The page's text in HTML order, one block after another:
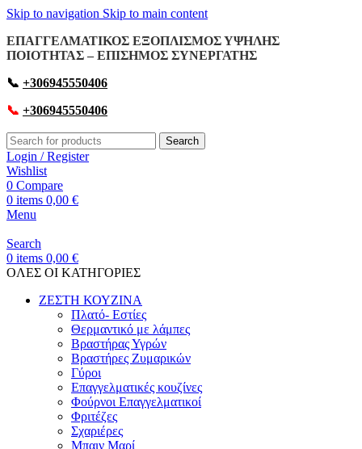
Skip to navigation Skip to main content
ΕΠΑΓΓΕΛΜΑΤΙΚΟΣ ΕΞΟΠΛΙΣΜΟΣ ΥΨΗΛΗΣ
ΠΟΙΟΤΗΤΑΣ – ΕΠΙΣΗΜΟΣ ΣΥΝΕΡΓΑΤΗΣ
📞 +306945550406
📞 +306945550406
Search
Login / Register
Wishlist
0 Compare
0 items 0,00 €
Menu
Search
0 items 0,00 €
OΛΕΣ ΟΙ ΚΑΤΗΓΟΡΙΕΣ
ΖΕΣΤΗ ΚΟΥΖΙΝΑ
Πλατό- Εστίες
Θερμαντικό με λάμπες
Βραστήρας Υγρών
Βραστήρες Ζυμαρικών
Γύροι
Επαγγελματικές κουζίνες
Φούρνοι Επαγγελματικοί
Φριτέζες
Σχαριέρες
Μπαιν Μαρί